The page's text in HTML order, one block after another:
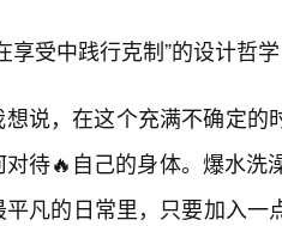
享受中践行克制”的设计哲
想说，在这个充满不确定的
对待🔥自己的身体。爆水
平凡的日常里，只要加入